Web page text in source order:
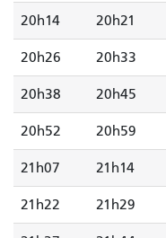
20h14 20h21
20h26 20h33
20h38 20h45
20h52 20h59
21h07 21h14
21h22 21h29